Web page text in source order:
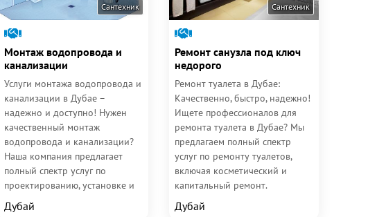
Сантехник
Монтаж водопровода и
канализации​​​​​​​
Услуги монтажа водопровода и
канализации в Дубае –
надежно и доступно! Нужен
качественный монтаж
водопровода и канализации?
Наша компания предлагает
полный спектр услуг по
проектированию, установке и
настройке водопроводных и...
Дубай
Сантехник
Ремонт санузла под ключ
недорого
Ремонт туалета в Дубае:
Качественно, быстро, надежно!
Ищете профессионалов для
ремонта туалета в Дубае? Мы
предлагаем полный спектр
услуг по ремонту туалетов,
включая косметический и
капитальный ремонт.
Независимо от того, нужно
ли...
Дубай